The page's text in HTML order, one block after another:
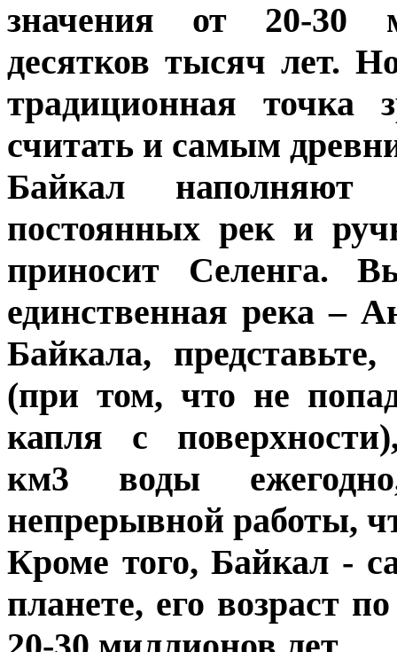
значения от 20-30
десятков тысяч лет.
традиционная
считать и самым
Байкал наполняют
постоянных рек и
приносит Селенга.
единственная река –
Байкала,
(при том, что не
капля с
км3 воды
непрерывной работы,
Кроме того, Байкал -
планете, его возраст